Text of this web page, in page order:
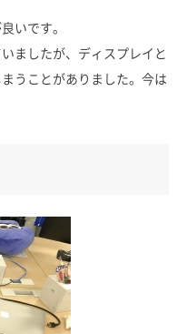
いです。
ましたが、ディスプレイと
うことがありました。今は